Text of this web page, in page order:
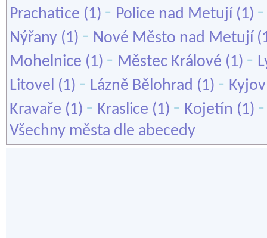
Prachatice (1) - Police nad Metují (1)
Nýřany (1) - Nové Město nad Metují
Mohelnice (1) - Městec Králové (1) -
Litovel (1) - Lázně Bělohrad (1) - Kyjov
Kravaře (1) - Kraslice (1) - Kojetín (1)
Všechny města dle abecedy